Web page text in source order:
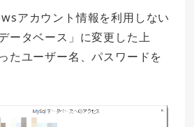
アカウント情報を利用しない
ータベース」に変更した上
たユーザー名、パスワードを